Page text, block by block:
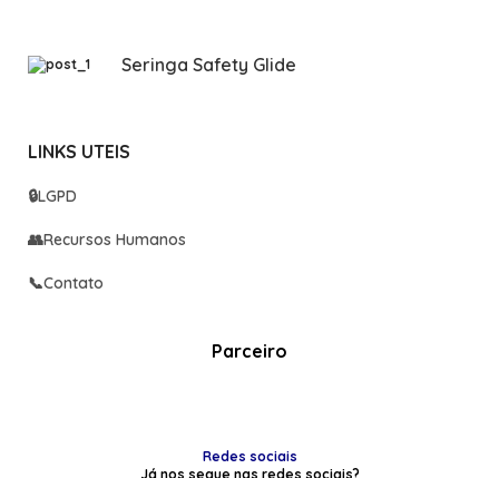
Seringa Safety Glide
LINKS UTEIS
🔒LGPD
👥Recursos Humanos
📞Contato
Parceiro
Redes sociais
Já nos segue nas redes sociais?